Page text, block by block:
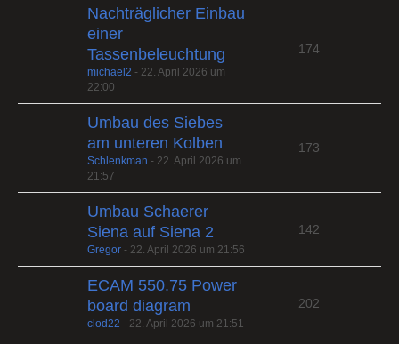
Nachträglicher Einbau
einer
Tassenbeleuchtung
michael2 - 22. April 2026 um
22:00
174
Umbau des Siebes
am unteren Kolben
Schlenkman - 22. April 2026 um
21:57
173
Umbau Schaerer
Siena auf Siena 2
Gregor - 22. April 2026 um 21:56
142
ECAM 550.75 Power
board diagram
clod22 - 22. April 2026 um 21:51
202